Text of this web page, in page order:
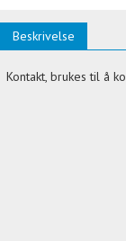
Beskrivelse
Kontakt, brukes til å